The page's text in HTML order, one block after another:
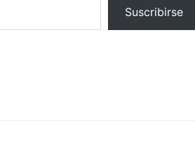
Suscribirse